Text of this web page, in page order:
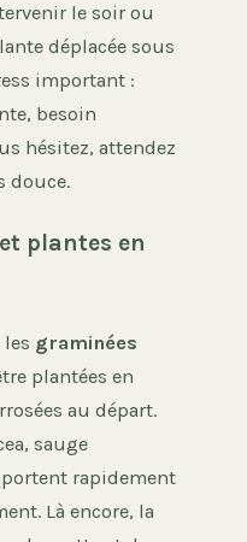
le soir ou
déplacée sous
important :
besoin
hésitez, attendez
douce.
plantes en
les graminées
plantées en
au départ.
sauge
rapidement
Là encore, la